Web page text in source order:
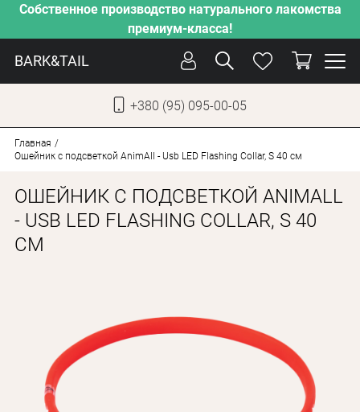
Собственное производство натурального лакомства
премиум-класса!
BARK&TAIL
+380 (95) 095-00-05
СОБАКИ
КОТЫ
АКЦИИ
Главная
Ошейник с подсветкой AnimAll - Usb LED Flashing Collar, S 40 см
ОШЕЙНИК С ПОДСВЕТКОЙ ANIMALL
- USB LED FLASHING COLLAR, S 40
СМ